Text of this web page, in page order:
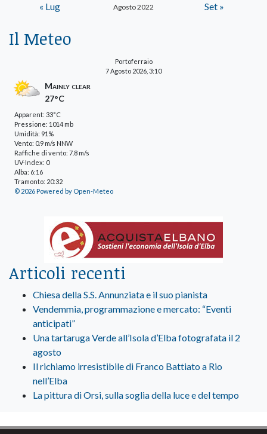
Agosto 2022
« Lug Set »
Il Meteo
Portoferraio
7 Agosto 2026, 3:10
Mainly clear
27°C
Apparent: 33°C
Pressione: 1014 mb
Umidità: 91%
Vento: 0.9 m/s NNW
Raffiche di vento: 7.8 m/s
UV-Index: 0
Alba: 6:16
Tramonto: 20:32
© 2026 Powered by Open-Meteo
Articoli recenti
Chiesa della S.S. Annunziata e il suo pianista
Vendemmia, programmazione e mercato: “Eventi
anticipati”
Una tartaruga Verde all’Isola d’Elba fotografata il 2
agosto
Il richiamo irresistibile di Franco Battiato a Rio
nell’Elba
La pittura di Orsi, sulla soglia della luce e del tempo